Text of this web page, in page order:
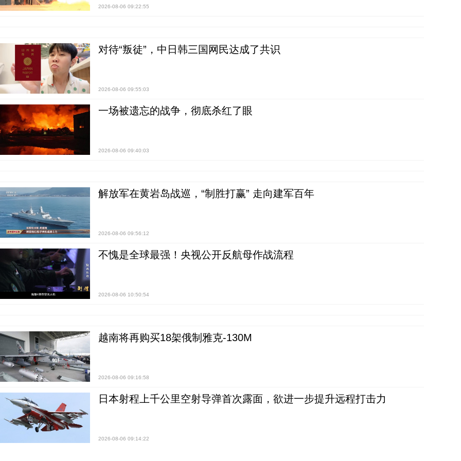
2026-08-06 09:22:55
对待“叛徒”，中日韩三国网民达成了共识
2026-08-06 09:55:03
一场被遗忘的战争，彻底杀红了眼
2026-08-06 09:40:03
解放军在黄岩岛战巡，“制胜打赢” 走向建军百年
2026-08-06 09:56:12
不愧是全球最强！央视公开反航母作战流程
2026-08-06 10:50:54
越南将再购买18架俄制雅克-130M
2026-08-06 09:16:58
日本射程上千公里空射导弹首次露面，欲进一步提升远程打击力
2026-08-06 09:14:22